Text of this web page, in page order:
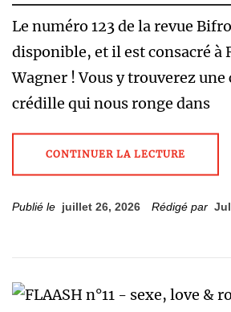
Le numéro 123 de la revue
disponible, et il est consacré à
Wagner ! Vous y trouverez
crédille qui nous ronge dans
CONTINUER LA LECTURE
Publié le juillet 26, 2026 Rédigé par